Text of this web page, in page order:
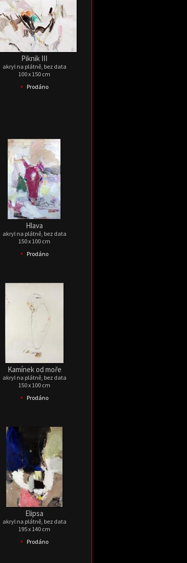
Piknik III
akryl na plátně, bez data
100 x 150 cm
• Prodáno
Hlava
akryl na plátně, bez data
150 x 100 cm
• Prodáno
Kamínek od moře
akryl na plátně, bez data
150 x 100 cm
• Prodáno
Elipsa
akryl na plátně, bez data
195 x 140 cm
• Prodáno